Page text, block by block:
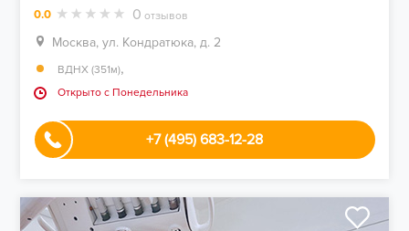
0.0 0 отзывов
Москва, ул. Кондратюка, д. 2
ВДНХ (351м),
Открыто c Понедельника
+7 (495) 683-12-28